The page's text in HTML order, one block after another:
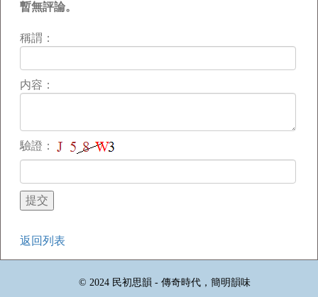
暫無評論。
稱謂：
内容：
驗證：
返回列表
© 2024 民初思韻 - 傳奇時代，簡明韻味